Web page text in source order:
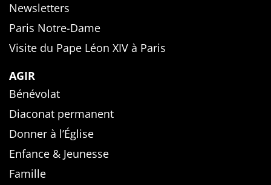
Newsletters
Paris Notre-Dame
Visite du Pape Léon XIV à Paris
AGIR
Bénévolat
Diaconat permanent
Donner à l’Église
Enfance & Jeunesse
Famille